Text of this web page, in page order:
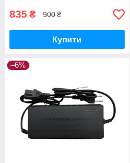
835 ₴ 900 ₴
Купити
–6%